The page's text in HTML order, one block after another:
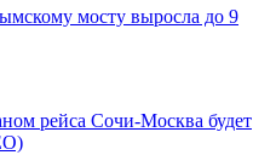
мосту выросла до 9
рейса Сочи-Москва будет